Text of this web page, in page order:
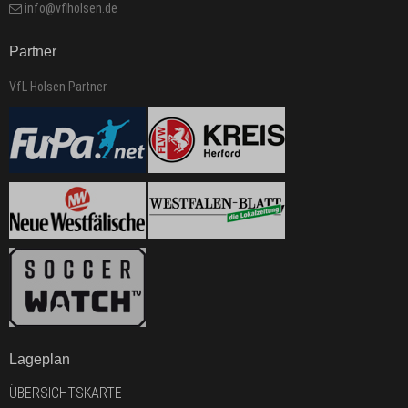
info@vflholsen.de
Partner
VfL Holsen Partner
Lageplan
ÜBERSICHTSKARTE